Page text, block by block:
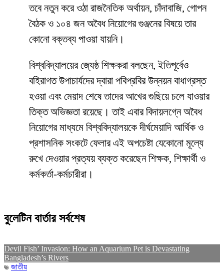
তবে নতুন করে ওঠা রাজনৈতিক অর্থায়ন, চাঁদাবাজি, গোপন
বৈঠক ও ১০৪ জন অবৈধ নিয়োগের গুঞ্জনের বিষয়ে তার
কোনো বক্তব্য পাওয়া যায়নি।
​বিশ্ববিদ্যালয়ের জ্যেষ্ঠ শিক্ষকরা বলছেন, ইতিপূর্বেও
বহিরাগত উপাচার্যদের দ্বারা পবিপ্রবির উন্নয়ন বাধাগ্রস্ত
হওয়া এবং মেয়াদ শেষে তাদের আখের গুছিয়ে চলে যাওয়ার
তিক্ত অভিজ্ঞতা রয়েছে। তাই এবার বিদায়লগ্নে অবৈধ
নিয়োগের মাধ্যমে বিশ্ববিদ্যালয়কে দীর্ঘমেয়াদি আর্থিক ও
প্রশাসনিক সংকটে ফেলার এই অপচেষ্টা যেকোনো মূল্যে
রুখে দেওয়ার প্রত্যয় ব্যক্ত করেছেন শিক্ষক, শিক্ষার্থী ও
কর্মকর্তা-কর্মচারীরা।
বুলেটিন বার্তার সর্বশেষ
Devil Fish’ Invasion: How an Aquarium Pet is Devastating
Bangladesh’s Rivers
জাতীয়